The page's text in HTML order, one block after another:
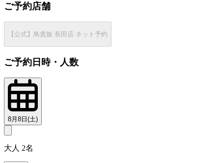
ご予約店舗
【公式】鳥貴族 長田店 ネット予約
ご予約日時・人数
8月8日(土)
大人 2名